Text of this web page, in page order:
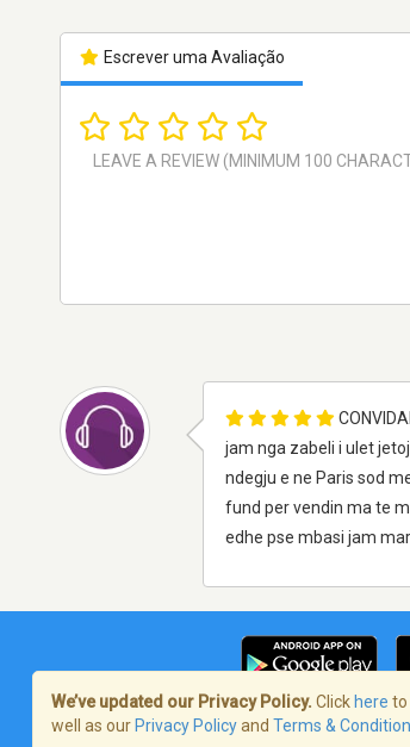
Escrever uma Avaliação
jam nga zabeli i ulet
ndegju e ne Paris sod
fund per vendin ma te
edhe pse mbasi jam
Termos de Serviço/
We’ve updated our Privacy Policy. Click here to
well as our Privacy Policyand Terms &